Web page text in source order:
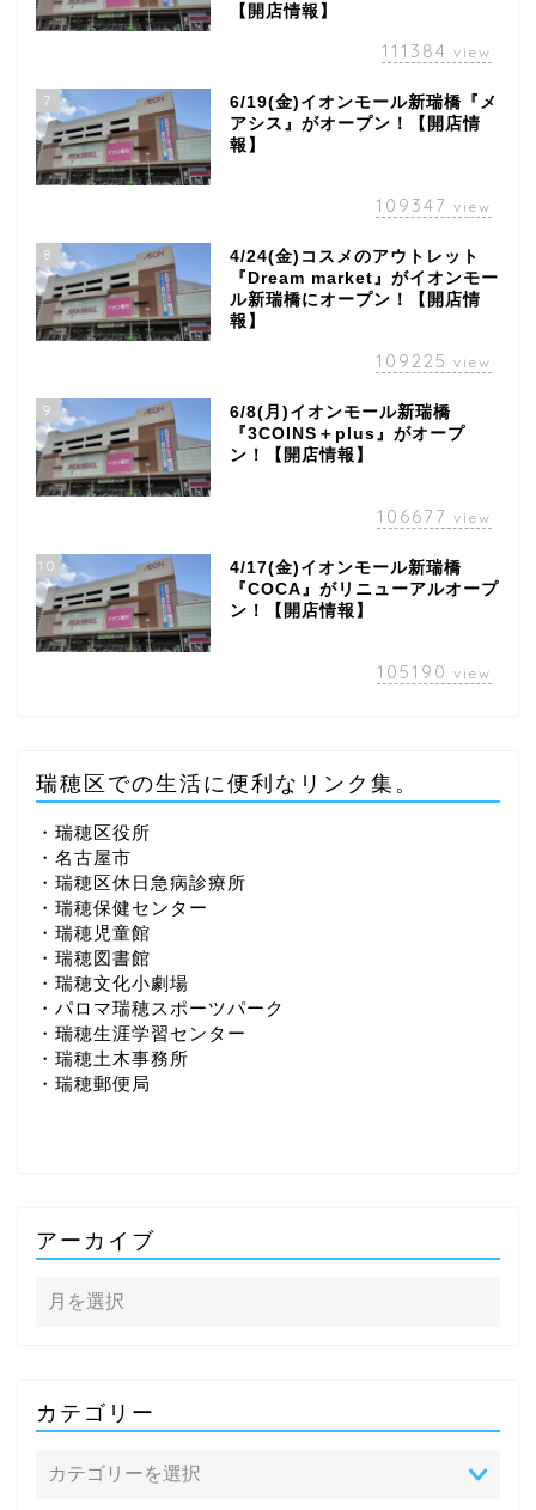
【開店情報】
111384 view
7
6/19(金)イオンモール新瑞橋『メ
アシス』がオープン！【開店情
報】
109347 view
8
4/24(金)コスメのアウトレット
『Dream market』がイオンモー
ル新瑞橋にオープン！【開店情
報】
109225 view
9
6/8(月)イオンモール新瑞橋
『3COINS＋plus』がオープ
ン！【開店情報】
106677 view
10
4/17(金)イオンモール新瑞橋
『COCA』がリニューアルオープ
ン！【開店情報】
105190 view
瑞穂区での生活に便利なリンク集。
・瑞穂区役所
・名古屋市
・瑞穂区休日急病診療所
・瑞穂保健センター
・瑞穂児童館
・瑞穂図書館
・瑞穂文化小劇場
・パロマ瑞穂スポーツパーク
・瑞穂生涯学習センター
・瑞穂土木事務所
・瑞穂郵便局
アーカイブ
カテゴリー